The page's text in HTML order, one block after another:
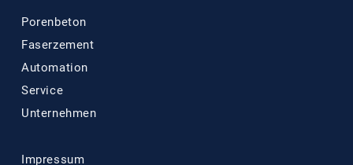
Porenbeton
Faserzement
Automation
Service
Unternehmen
Impressum